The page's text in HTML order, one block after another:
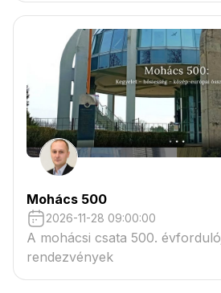
Mohács 500
2026-11-28 09:00:00
A mohácsi csata 500.
rendezvények